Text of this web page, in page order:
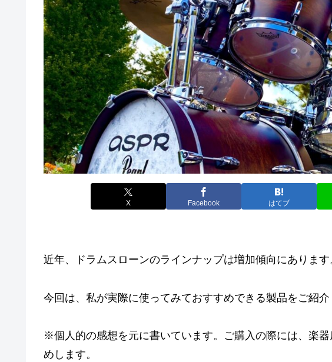
X Facebook はてブ
近年、ドラムスローンのラインナップは増加傾向にあります
今回は、私が実際に使ってみておすすめできる製品をご紹介
※個人的の感想を元に書いています。ご購入の際には、楽
めします。